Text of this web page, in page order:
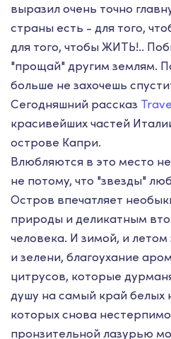
выразил очень точно
страны есть - для того,
для того, чтобы ЖИТЬ!..
"прощай" другим землям.
больше не захочешь
Сегодняшний рассказ
красивейших частей
острове Капри.
Влюбляются в это место не
не потому, что "звезды"
Остров впечатляет
природы и деликатным
человека. И зимой, и
и зелени, благоухание
цитрусов, которые
душу на самый край белых
которых снова
пронзительной лазурью